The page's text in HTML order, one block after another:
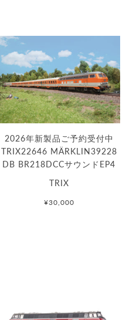
2026年新製品ご予約受付中
TRIX22646 MÄRKLIN39228
DB BR218DCCサウンドEP4
TRIX
¥30,000